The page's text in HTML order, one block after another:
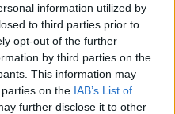
information utilized by
to third parties prior to
opt-out of the further
by third parties on the
This information may
on the IAB’s List of
further disclose it to other
viaggio